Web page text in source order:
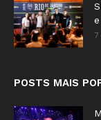
7
POSTS MAIS